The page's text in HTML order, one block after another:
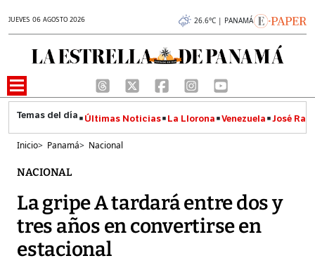
JUEVES 06 AGOSTO 2026 26.6°C | PANAMÁ
Últimas Noticias La Llorona Venezuela José
Inicio> Panamá> Nacional
NACIONAL
La gripe A tardará entre dos y
tres años en convertirse en
estacional